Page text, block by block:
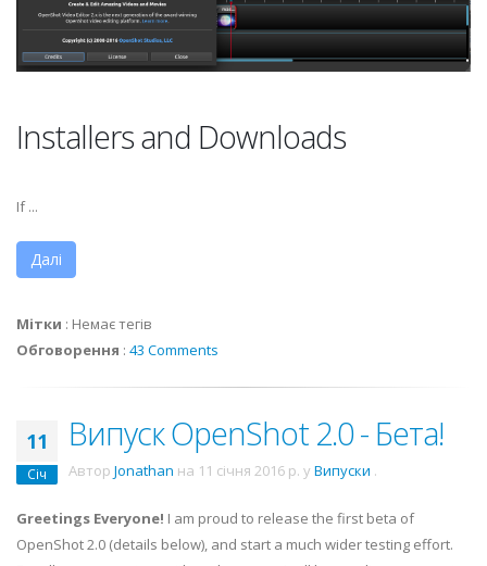
Installers and Downloads
If ...
Далі
Мітки : Немає тегів
Обговорення : 43 Comments
11
Січ
Випуск OpenShot 2.0 - Бета!
Автор Jonathan на 11 січня 2016 р. у Випуски .
Greetings Everyone! I am proud to release the first beta of
OpenShot 2.0 (details below), and start a much wider testing effort.